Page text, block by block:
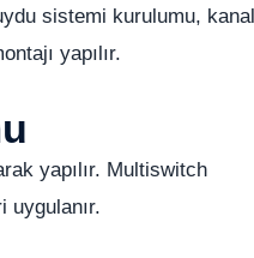
sistemi kurulumu, kanal
yapılır.
yapılır. Multiswitch
uygulanır.